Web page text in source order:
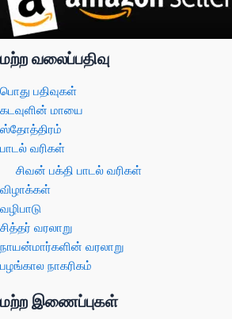
மற்ற வலைப்பதிவு
பொது பதிவுகள்
கடவுளின் மாயை
ஸ்தோத்திரம்
பாடல் வரிகள்
சிவன் பக்தி பாடல் வரிகள்
விழாக்கள்
வழிபாடு
சித்தர் வரலாறு
நாயன்மார்களின் வரலாறு
பழங்கால நாகரிகம்
மற்ற இணைப்புகள்